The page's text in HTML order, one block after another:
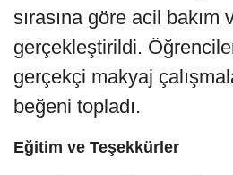
sırasına göre acil bakım
gerçekleştirildi.
gerçekçi makyaj
beğeni topladı.
Eğitim ve Teşekkürler